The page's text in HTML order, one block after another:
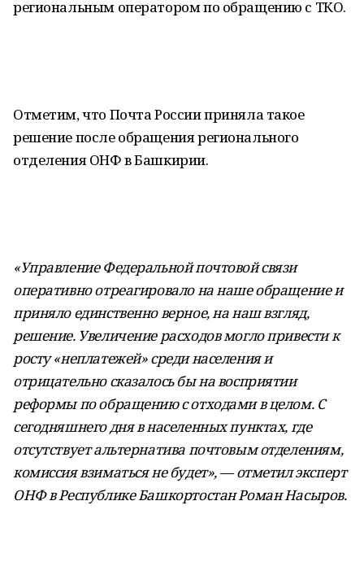
региональным оператором по обращению с ТКО.
Отметим, что Почта России приняла такое
решение после обращения регионального
отделения ОНФ в Башкирии.
«Управление Федеральной почтовой связи
оперативно отреагировало на наше обращение и
приняло единственно верное, на наш взгляд,
решение. Увеличение расходов могло привести к
росту «неплатежей» среди населения и
отрицательно сказалось бы на восприятии
реформы по обращению с отходами в целом. С
сегодняшнего дня в населенных пунктах, где
отсутствует альтернатива почтовым отделениям,
комиссия взиматься не будет», — отметил эксперт
ОНФ в Республике Башкортостан Роман Насыров.